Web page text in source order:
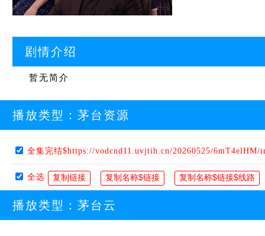
剧情介绍
暂无简介
播放类型： 茅台资源
全集完结$https://vodcnd11.uvjtih.cn/20260525/6mT4elHM/
全选
播放类型： 茅台云